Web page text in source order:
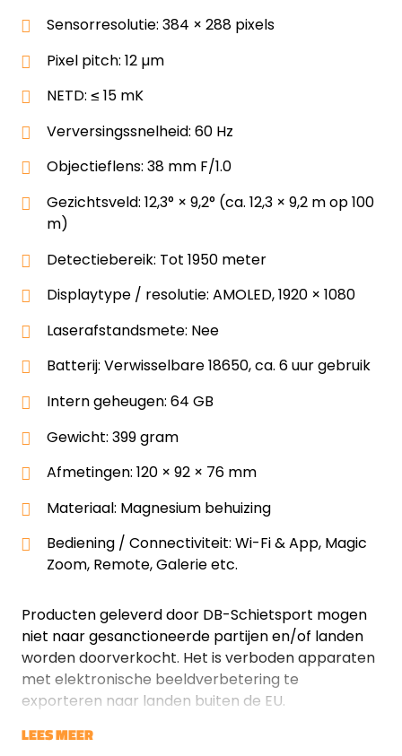
Sensorresolutie: 384 × 288 pixels
Pixel pitch: 12 µm
NETD: ≤ 15 mK
Verversingssnelheid: 60 Hz
Objectieflens: 38 mm F/1.0
Gezichtsveld: 12,3° × 9,2° (ca. 12,3 × 9,2 m op 100
m)
Detectiebereik: Tot 1950 meter
Displaytype / resolutie: AMOLED, 1920 × 1080
Laserafstandsmete: Nee
Batterij: Verwisselbare 18650, ca. 6 uur gebruik
Intern geheugen: 64 GB
Gewicht: 399 gram
Afmetingen: 120 × 92 × 76 mm
Materiaal: Magnesium behuizing
Bediening / Connectiviteit: Wi-Fi & App, Magic
Zoom, Remote, Galerie etc.
Producten geleverd door DB-Schietsport mogen
niet naar gesanctioneerde partijen en/of landen
worden doorverkocht. Het is verboden apparaten
met elektronische beeldverbetering te
exporteren naar landen buiten de EU.
LEES MEER